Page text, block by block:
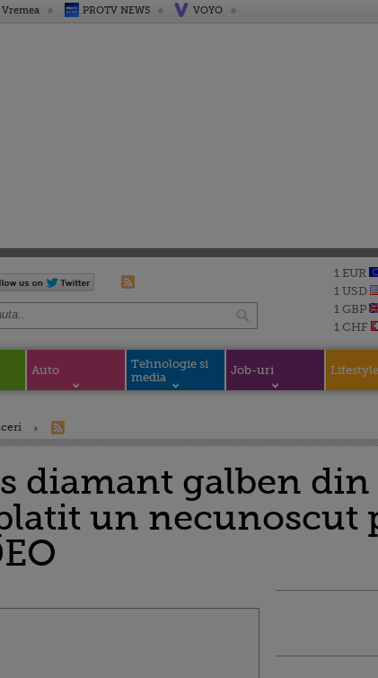
Vremea PROTV NEWS VOYO
1 EUR
1 USD
1 GBP
1 CHF
Auto
Tehnologie si
media
Job-uri Lifestyle
diamant galben din
un necunoscut